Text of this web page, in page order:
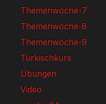
Themenwoche-7
Themenwoche-8
Themenwoche-9
Türkischkurs
Übungen
Video